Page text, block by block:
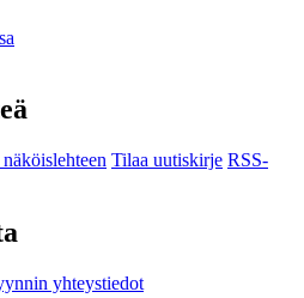
Tilaa uutiskirje RSS-
yhteystiedot